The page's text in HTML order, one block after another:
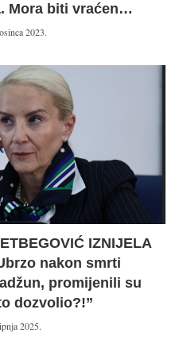
Mora biti vraćen…
2023.
IZNIJELA
nakon smrti
promijenili su
dozvolio?!”
2025.